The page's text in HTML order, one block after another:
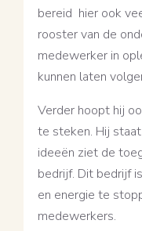
bereid hier ook
rooster van de
medewerker in
kunnen laten
Verder hoopt hij
te steken. Hij
ideeën ziet de
bedrijf. Dit bedrijf
en energie te
medewerkers.